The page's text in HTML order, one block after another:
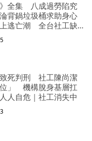
》全集 八成過勞陷究
背鍋垃圾桶求助身心
逃亡潮 全台社工缺
回捐黑幕 血汗錢遭
死判刑 社工陳尚潔
」 機構脫身基層扛
人自危｜社工消失中